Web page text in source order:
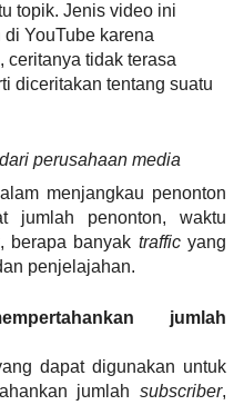
topik. Jenis video ini
YouTube karena
ceritanya tidak terasa
diceritakan tentang suatu
perusahaan media
menjangkau penonton
jumlah penonton, waktu
berapa banyak traffic yang
penjelajahan.
dapat digunakan untuk
jumlah subscriber,